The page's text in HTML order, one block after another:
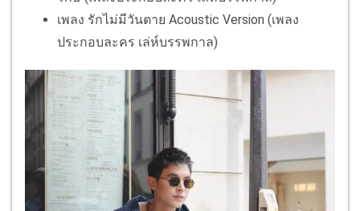
เพลง รักไม่มีวันตาย Acoustic Version (เพลง
ประกอบละคร เล่ห์บรรพกาล)